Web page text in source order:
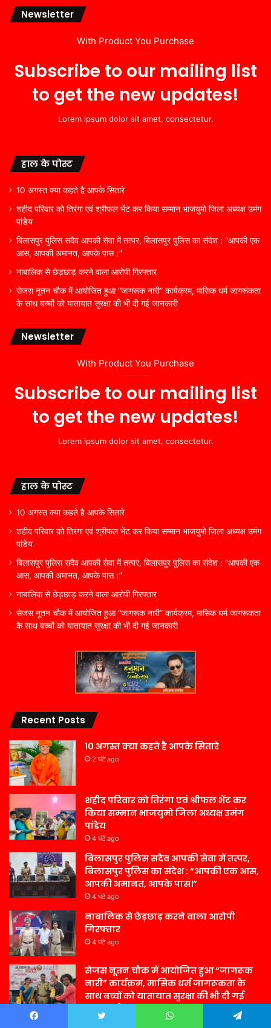
Newsletter
With Product You Purchase
Subscribe to our mailing list
to get the new updates!
Lorem ipsum dolor sit amet, consectetur.
हाल के पोस्ट
10 अगस्त क्या कहते है आपके सितारे
शहीद परिवार को तिरंगा एवं श्रीफल भेंट कर किया सम्मान भाजयुमो जिला अध्यक्ष उमंग
पांडेय
बिलासपुर पुलिस सदैव आपकी सेवा में तत्पर, बिलासपुर पुलिस का संदेश : “आपकी एक
आस, आपकी अमानत, आपके पास।”
नाबालिक से छेड़छाड़ करने वाला आरोपी गिरफ्तार
सेजस नूतन चौक में आयोजित हुआ “जागरूक नारी” कार्यक्रम, मासिक धर्म जागरूकता
के साथ बच्चों को यातायात सुरक्षा की भी दी गई जानकारी
Newsletter
With Product You Purchase
Subscribe to our mailing list
to get the new updates!
Lorem ipsum dolor sit amet, consectetur.
हाल के पोस्ट
10 अगस्त क्या कहते है आपके सितारे
शहीद परिवार को तिरंगा एवं श्रीफल भेंट कर किया सम्मान भाजयुमो जिला अध्यक्ष उमंग
पांडेय
बिलासपुर पुलिस सदैव आपकी सेवा में तत्पर, बिलासपुर पुलिस का संदेश : “आपकी एक
आस, आपकी अमानत, आपके पास।”
नाबालिक से छेड़छाड़ करने वाला आरोपी गिरफ्तार
सेजस नूतन चौक में आयोजित हुआ “जागरूक नारी” कार्यक्रम, मासिक धर्म जागरूकता
के साथ बच्चों को यातायात सुरक्षा की भी दी गई जानकारी
Recent Posts
10 अगस्त क्या कहते है आपके सितारे
2 घंटे ago
शहीद परिवार को तिरंगा एवं श्रीफल भेंट कर
किया सम्मान भाजयुमो जिला अध्यक्ष उमंग
पांडेय
4 घंटे ago
बिलासपुर पुलिस सदैव आपकी सेवा में तत्पर,
बिलासपुर पुलिस का संदेश : “आपकी एक आस,
आपकी अमानत, आपके पास।”
4 घंटे ago
नाबालिक से छेड़छाड़ करने वाला आरोपी
गिरफ्तार
4 घंटे ago
सेजस नूतन चौक में आयोजित हुआ “जागरूक
नारी” कार्यक्रम, मासिक धर्म जागरूकता के
साथ बच्चों को यातायात सुरक्षा की भी दी गई
4 घंटे ago